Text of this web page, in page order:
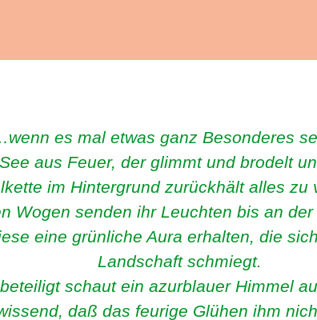
es mal etwas ganz Besonderes
aus Feuer, der glimmt und brodelt
im Hintergrund zurückhält alles zu
Wogen senden ihr Leuchten bis an der
eine grünliche Aura erhalten, die
Landschaft schmiegt.
schaut ein azurblauer Himmel
daß das feurige Glühen ihm